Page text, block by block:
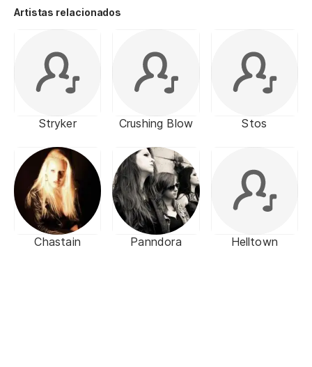
Artistas relacionados
Stryker Crushing Blow Stos
Chastain Panndora Helltown